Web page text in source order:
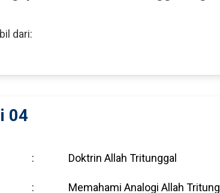
dari:
04
: Doktrin Allah Tritunggal
: Memahami Analogi Allah